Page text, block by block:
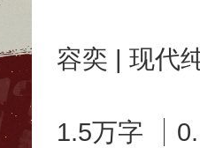
容奕 | 现代
1.5万字